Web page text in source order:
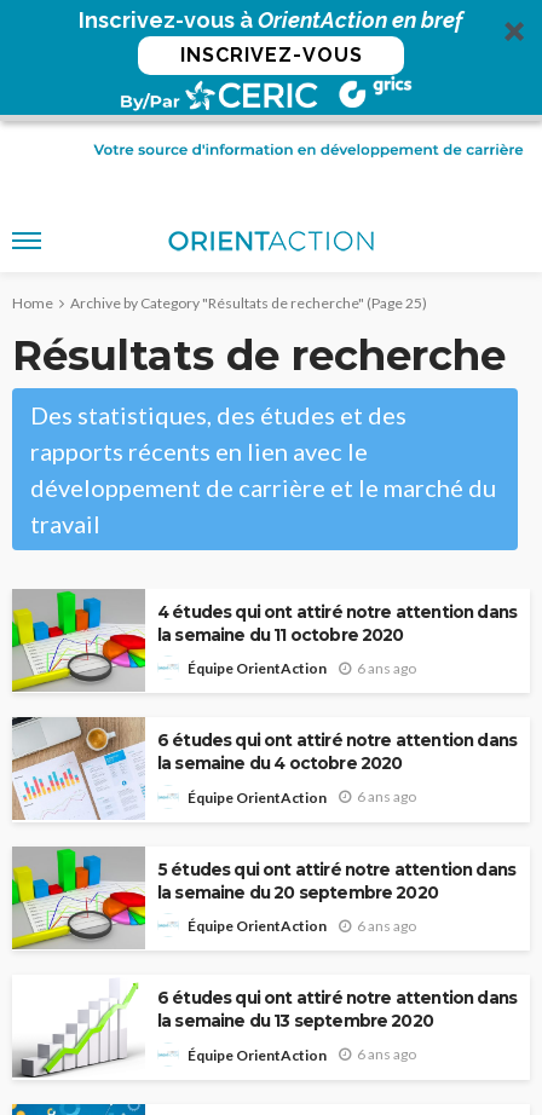
Inscrivez-vous àOrientAction en bref
INSCRIVEZ-VOUS
Home Archive by Category "Résultats de recherche" (Page 25)
Résultats de recherche
Des statistiques, des études et des
rapports récents en lien avec le
développement de carrière et le marché du
travail
4 études qui ont attiré notre attention dans
la semaine du 11 octobre 2020
Équipe OrientAction 6 ans ago
6 études qui ont attiré notre attention dans
la semaine du 4 octobre 2020
Équipe OrientAction 6 ans ago
5 études qui ont attiré notre attention dans
la semaine du 20 septembre 2020
Équipe OrientAction 6 ans ago
6 études qui ont attiré notre attention dans
la semaine du 13 septembre 2020
Équipe OrientAction 6 ans ago